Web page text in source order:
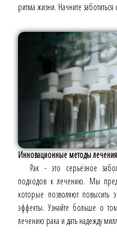
ритма жизни. Начните
Инновационные методы лечения
Рак - это серьёзное
подходов к лечению. Мы
которые позволяют повысить
эффекты. Узнайте больше о
лечению рака и дать надежду